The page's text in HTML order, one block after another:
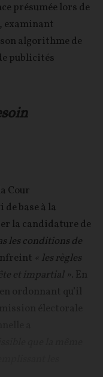
présumée lors de
examinant
algorithme de
publicités
Cour
base à la
la candidature de
les conditions de
« les règles
et impartial ». En